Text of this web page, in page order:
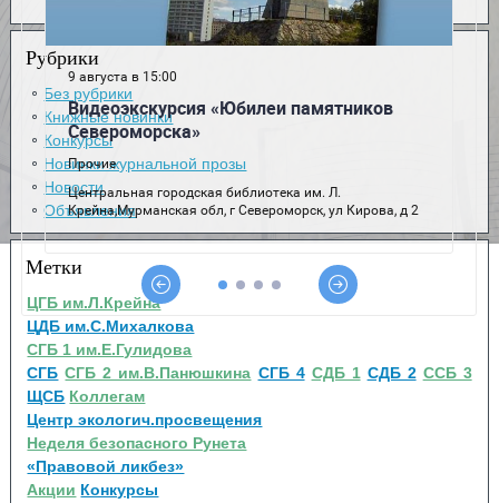
Рубрики
Без рубрики
Книжные новинки
Конкурсы
Новинки журнальной прозы
Новости
Объявления
Метки
ЦГБ им.Л.Крейна
ЦДБ им.С.Михалкова
СГБ 1 им.Е.Гулидова
СГБ СГБ 2 им.В.Панюшкина СГБ 4 СДБ 1 СДБ 2 ССБ 3
ЩСБ Коллегам
Центр экологич.просвещения
Неделя безопасного Рунета
«Правовой ликбез»
Акции Конкурсы